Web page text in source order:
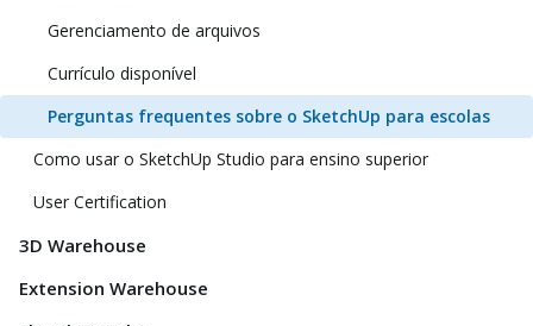
Gerenciamento de arquivos
Currículo disponível
Perguntas frequentes sobre o SketchUp para escolas
Como usar o SketchUp Studio para ensino superior
User Certification
3D Warehouse
Extension Warehouse